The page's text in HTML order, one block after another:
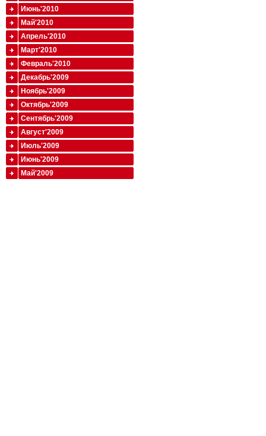
Июнь'2010
Май'2010
Апрель'2010
Март'2010
Февраль'2010
Декабрь'2009
Ноябрь'2009
Октябрь'2009
Сентябрь'2009
Август'2009
Июль'2009
Июнь'2009
Май'2009